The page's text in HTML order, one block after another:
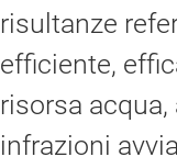
risultanze
efficiente,
risorsa
infrazioni